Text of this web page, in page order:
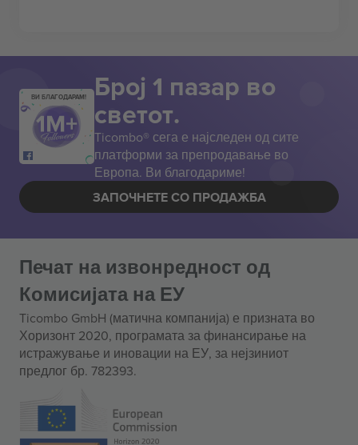
ВИ БЛАГОДАРАМ! Број 1 пазар во
светот.
Ticombo® сега е најследен од сите
платформи за препродавање во
Европа. Ви благодариме!
ЗАПОЧНЕТЕ СО ПРОДАЖБА
Печат на извонредност од
Комисијата на ЕУ
Ticombo GmbH (матична компанија) е призната во
Хоризонт 2020, програмата за финансирање на
истражување и иновации на ЕУ, за нејзиниот
предлог бр. 782393.